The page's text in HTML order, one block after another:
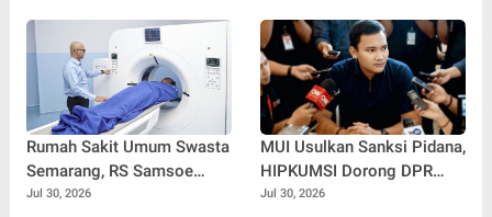
Rumah Sakit Umum Swasta
Semarang, RS Samsoe
Hidajat Perluas Layanan
Jul 30, 2026
MUI Usulkan Sanksi Pidana,
HIPKUMSI Dorong DPR
Segera Bertindak
Jul 30, 2026